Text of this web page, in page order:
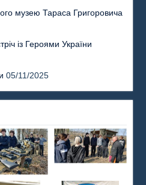
музею Тараса Григоровича
із Героями України
05/11/2025